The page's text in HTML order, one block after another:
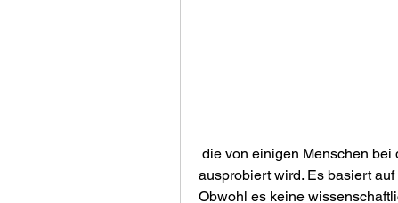
ausprobiert wird. Es basiert
Obwohl es keine